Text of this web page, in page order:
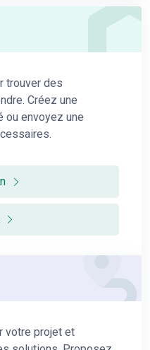
trouver des
Créez une
ou envoyez une
votre projet et